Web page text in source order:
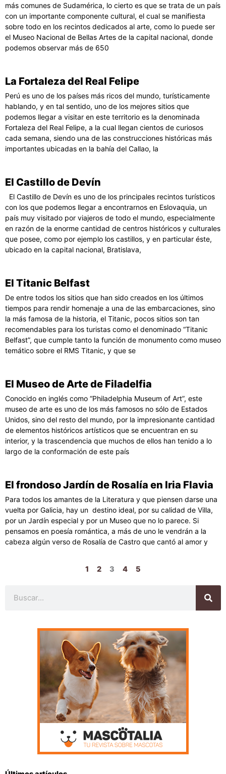
más comunes de Sudamérica, lo cierto es que se trata de un país
con un importante componente cultural, el cual se manifiesta
sobre todo en los recintos dedicados al arte, como lo puede ser
el Museo Nacional de Bellas Artes de la capital nacional, donde
podemos observar más de 650
La Fortaleza del Real Felipe
Perú es uno de los países más ricos del mundo, turísticamente
hablando, y en tal sentido, uno de los mejores sitios que
podemos llegar a visitar en este territorio es la denominada
Fortaleza del Real Felipe, a la cual llegan cientos de curiosos
cada semana, siendo una de las construcciones históricas más
importantes ubicadas en la bahía del Callao, la
El Castillo de Devín
El Castillo de Devín es uno de los principales recintos turísticos
con los que podemos llegar a encontrarnos en Eslovaquia, un
país muy visitado por viajeros de todo el mundo, especialmente
en razón de la enorme cantidad de centros históricos y culturales
que posee, como por ejemplo los castillos, y en particular éste,
ubicado en la capital nacional, Bratislava,
El Titanic Belfast
De entre todos los sitios que han sido creados en los últimos
tiempos para rendir homenaje a una de las embarcaciones, sino
la más famosa de la historia, el Titanic, pocos sitios son tan
recomendables para los turistas como el denominado “Titanic
Belfast”, que cumple tanto la función de monumento como museo
temático sobre el RMS Titanic, y que se
El Museo de Arte de Filadelfia
Conocido en inglés como “Philadelphia Museum of Art”, este
museo de arte es uno de los más famosos no sólo de Estados
Unidos, sino del resto del mundo, por la impresionante cantidad
de elementos históricos artísticos que se encuentran en su
interior, y la trascendencia que muchos de ellos han tenido a lo
largo de la conformación de este país
El frondoso Jardín de Rosalía en Iria Flavia
Para todos los amantes de la Literatura y que piensen darse una
vuelta por Galicia, hay un destino ideal, por su calidad de Villa,
por un Jardín especial y por un Museo que no lo parece. Si
pensamos en poesía romántica, a más de uno le vendrán a la
cabeza algún verso de Rosalía de Castro que cantó al amor y
1 2 3 4 5